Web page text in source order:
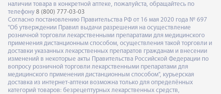
наличии товара в конкретной аптеке, пожалуйста, обращайтесь по
телефону 8 (800) 777-03-03
Согласно постановлению Правительства РФ от 16 мая 2020 года № 697
"Об утверждении Правил выдачи разрешения на осуществление
розничной торговли лекарственными препаратами для медицинского
применения дистанционным способом, осуществления такой торговли и
доставки указанных лекарственных препаратов гражданам и внесении
изменений в некоторые акты Правительства Российской Федерации по
вопросу розничной торговли лекарственными препаратами для
медицинского применения дистанционным способом", курьерская
доставка из интернет-аптеки возможна только для определённых
категорий товаров: безрецептурных лекарственных средств,